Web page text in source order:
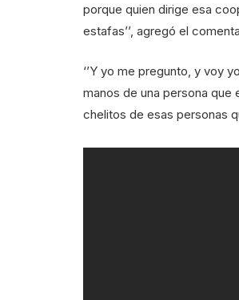
porque quien dirige esa
estafas’’, agregó el
‘’Y yo me pregunto, y voy
manos de una persona que
chelitos de esas personas